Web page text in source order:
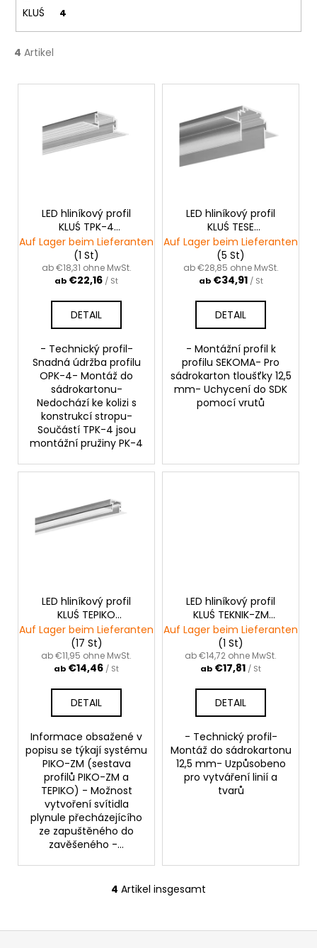
n
g
KLUŚ 4
4 Artikel
L
P
LED hliníkový profil
KLUŚ TPK-4
|neanodizovaný
Auf Lager beim Lieferanten
(1 St)
ab €18,31 ohne MwSt.
ab €22,16 / St
DETAIL
- Technický profil-
Snadná údržba profilu
OPK-4- Montáž do
sádrokartonu-
Nedochází ke kolizi s
konstrukcí stropu-
Součástí TPK-4 jsou
montážní pružiny PK-4
LED hliníkový profil
KLUŚ TESE
|neanodizovaný
Auf Lager beim Lieferanten
(5 St)
ab €28,85 ohne MwSt.
ab€34,91 / St
DETAIL
- Montážní profil k
profilu SEKOMA- Pro
sádrokarton tloušťky 12,5
mm- Uchycení do SDK
pomocí vrutů
LED hliníkový profil
KLUŚ TEPIKO
|neanodizovaný
Auf Lager beim Lieferanten
(17 St)
ab €11,95 ohne MwSt.
ab €14,46 / St
DETAIL
Informace obsažené v
popisu se týkají systému
PIKO-ZM (sestava
profilů PIKO-ZM a
TEPIKO) - Možnost
vytvoření svítidla
plynule přecházejícího
ze zapuštěného do
zavěšeného -...
LED hliníkový profil
KLUŚ TEKNIK-ZM
|neanodizovaný
Auf Lager beim Lieferanten
(1 St)
ab €14,72 ohne MwSt.
ab €17,81 / St
DETAIL
- Technický profil-
Montáž do sádrokartonu
12,5 mm- Uzpůsobeno
pro vytváření linií a
tvarů
S
e
4 Artikel insgesamt